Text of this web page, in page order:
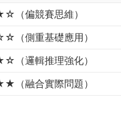
偏競賽思維）
側重基礎應用）
邏輯推理強化）
融合實際問題）